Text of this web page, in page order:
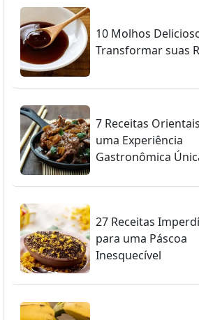
10 Molhos
Transformar suas
7 Receitas
uma Experiência
Gastronômica
27 Receitas
para uma Páscoa
Inesquecível